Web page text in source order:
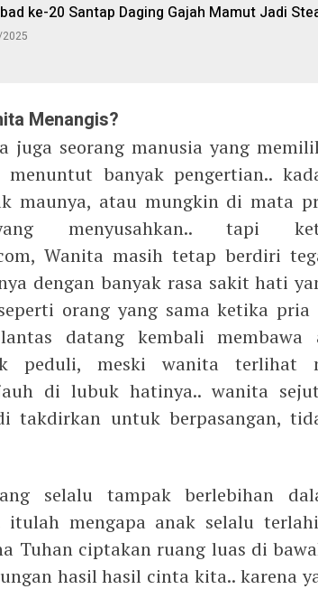
ke-20 Santap Daging Gajah Mamut Jadi
Menangis?
juga seorang manusia yang
banyak pengertian..
maunya, atau mungkin di mata
menyusahkan.. tapi
Wanita masih tetap berdiri
dengan banyak rasa sakit hati
orang yang sama ketika pria
datang kembali membawa
peduli, meski wanita terlihat
di lubuk hatinya.. wanita
takdirkan untuk berpasangan,
selalu tampak berlebihan
itulah mengapa anak selalu
Tuhan ciptakan ruang luas di
hasil hasil cinta kita.. karena